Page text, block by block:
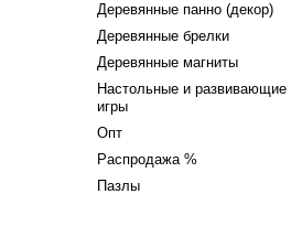
Деревянные панно (декор)
Деревянные брелки
Деревянные магниты
Настольные и развивающие
игры
Опт
Распродажа %
Пазлы